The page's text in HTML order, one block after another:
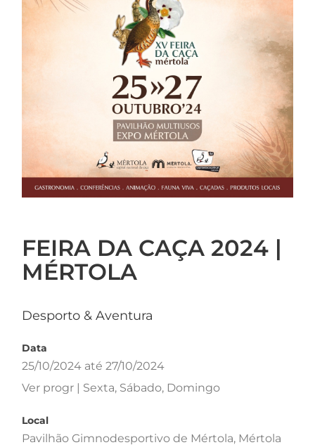
FEIRA DA CAÇA 2024 |
MÉRTOLA
Desporto & Aventura
Data
25/10/2024 até 27/10/2024
Ver progr | Sexta, Sábado, Domingo
Local
Pavilhão Gimnodesportivo de Mértola, Mértola